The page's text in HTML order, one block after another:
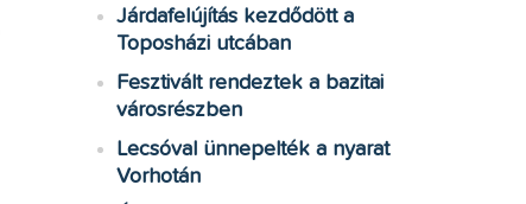
Járdafelújítás kezdődött a
Toposházi utcában
Fesztivált rendeztek a bazitai
városrészben
Lecsóval ünnepelték a nyarat
Vorhotán